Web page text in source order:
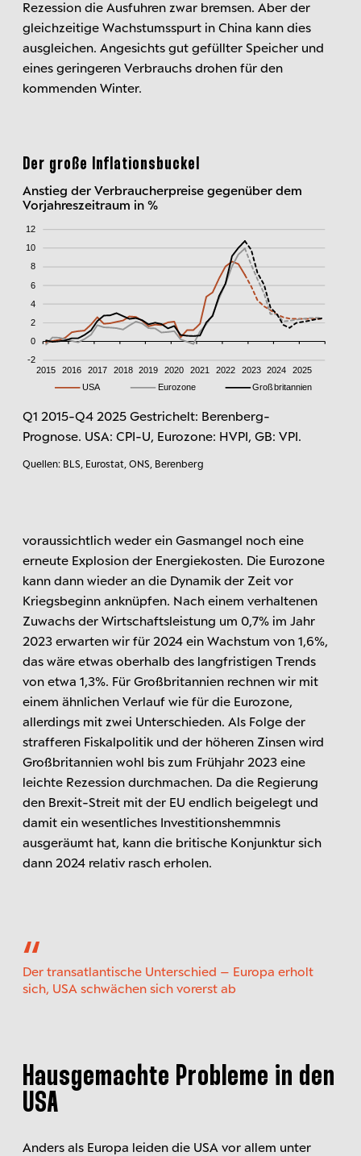
Rezession die Ausfuhren zwar bremsen. Aber der
gleichzeitige Wachstumsspurt in China kann dies
ausgleichen. Angesichts gut gefüllter Speicher und
eines geringeren Verbrauchs drohen für den
kommenden Winter.
Der große Inflationsbuckel
Anstieg der Verbraucherpreise gegenüber dem
Vorjahreszeitraum in %
Q1 2015-Q4 2025 Gestrichelt: Berenberg-
Prognose. USA: CPI-U, Eurozone: HVPI, GB: VPI.
Quellen: BLS, Eurostat, ONS, Berenberg
voraussichtlich weder ein Gasmangel noch eine
erneute Explosion der Energiekosten. Die Eurozone
kann dann wieder an die Dynamik der Zeit vor
Kriegsbeginn anknüpfen. Nach einem verhaltenen
Zuwachs der Wirtschaftsleistung um 0,7% im Jahr
2023 erwarten wir für 2024 ein Wachstum von 1,6%,
das wäre etwas oberhalb des langfristigen Trends
von etwa 1,3%. Für Großbritannien rechnen wir mit
einem ähnlichen Verlauf wie für die Eurozone,
allerdings mit zwei Unterschieden. Als Folge der
strafferen Fiskalpolitik und der höheren Zinsen wird
Großbritannien wohl bis zum Frühjahr 2023 eine
leichte Rezession durchmachen. Da die Regierung
den Brexit-Streit mit der EU endlich beigelegt und
damit ein wesentliches Investitionshemmnis
ausgeräumt hat, kann die britische Konjunktur sich
dann 2024 relativ rasch erholen.
Der transatlantische Unterschied – Europa erholt
sich, USA schwächen sich vorerst ab
Hausgemachte Probleme in den
USA
Anders als Europa leiden die USA vor allem unter